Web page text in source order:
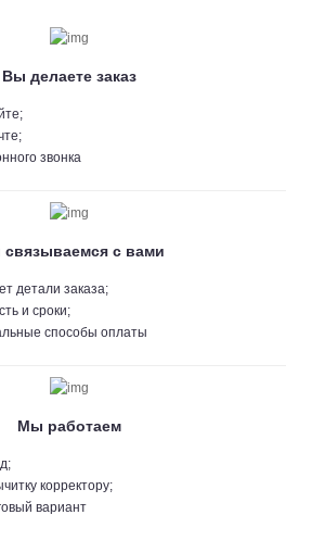
Вы делаете заказ
звонка
с вами
детали заказа;
и сроки;
способы оплаты
Мы работаем
корректору;
вариант